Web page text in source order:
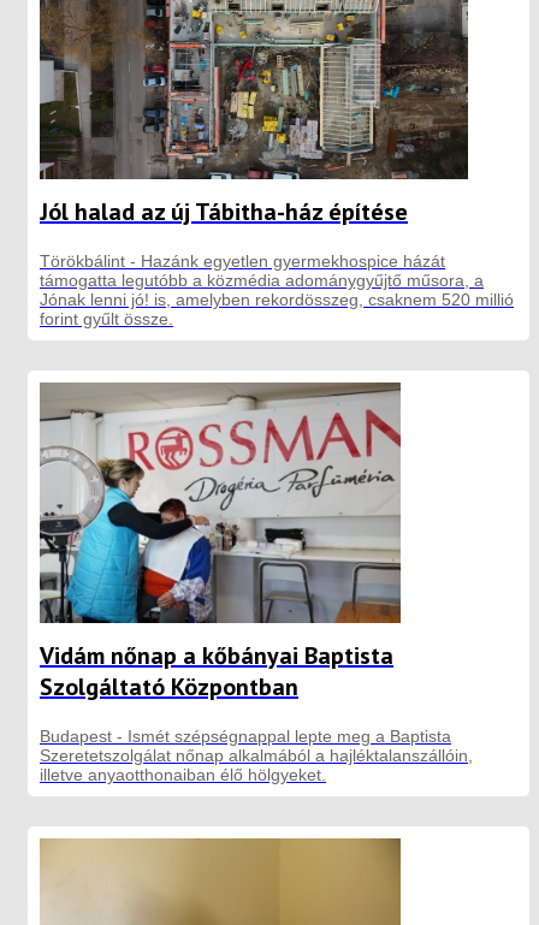
Jól halad az új Tábitha-ház építése
Törökbálint - Hazánk egyetlen gyermekhospice házát
támogatta legutóbb a közmédia adománygyűjtő műsora, a
Jónak lenni jó! is, amelyben rekordösszeg, csaknem 520 millió
forint gyűlt össze.
Vidám nőnap a kőbányai Baptista
Szolgáltató Központban
Budapest - Ismét szépségnappal lepte meg a Baptista
Szeretetszolgálat nőnap alkalmából a hajléktalanszállóin,
illetve anyaotthonaiban élő hölgyeket.